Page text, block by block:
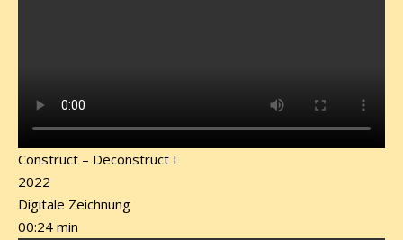
Construct – Deconstruct I
2022
Digitale Zeichnung
00:24 min